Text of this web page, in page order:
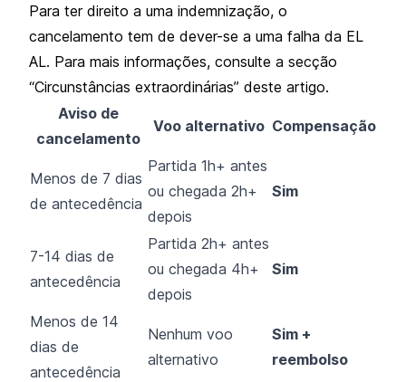
Para ter direito a uma indemnização, o
cancelamento tem de dever-se a uma falha da EL
AL. Para mais informações, consulte a secção
“Circunstâncias extraordinárias” deste artigo.
Aviso de
cancelamento
Voo alternativo Compensação
Menos de 7 dias
de antecedência
Partida 1h+ antes
ou chegada 2h+
depois
Sim
7-14 dias de
antecedência
Partida 2h+ antes
ou chegada 4h+
depois
Sim
Menos de 14
dias de
antecedência
Nenhum voo
alternativo
Sim +
reembolso